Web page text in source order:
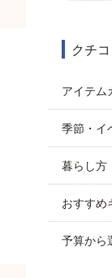
クチ
アイテム
季節・イ
暮らし方
おすすめ
予算から